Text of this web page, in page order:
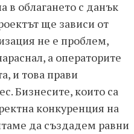
облагането с данък
ще зависи от
не е проблем,
а операторите
и това прави
Бизнесите, които са
конкуренция на
да създадем равни